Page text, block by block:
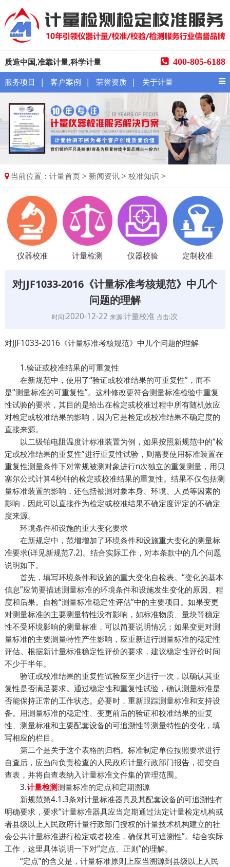
质造中国,准靠计量,科学计量 400-805-6188
服务项目 | 客户案例 | 荣誉资质 | 关于计量
当前位置：计量首页 > 新闻资讯 >校准知识 >
仪器校准 计量检测 仪器校验 定制校准
对JJF1033-2016《计量标准考核规范》中几个
问题的理解
时间:2020-12-22 来源:计量校准 点击:次
对JJF1033-2016《计量标准考核规范》中几个问题的理解
1.验证或校准结果的可重复性
在新规范中，使用了“验证或校准结果的可重复性”，而不
是“测量标准的可重复性”。这种修改更符合测量标准检验中重复
性试验的要求，其目的是给出在检定或校准过程中所有随机效应
对检定或校准结果的影响，因为它是检定或校准结果不确定度的
直接来源。
以二级铂电阻温度计标准装置为例，如果按照新规范中的“检
定或校准结果的重复性”进行重复性试验，则需要使用标准装置在
重复性测量条件下对常规被测对象进行n次独立的重复测量，用贝
塞尔公式计算4秒钟的检定或校准结果的重复性。结果不仅包括测
量标准装置的影响，还包括被测对象本身、环境、人员等因素的
影响，因此可以直接作为检定或校准结果不确定度评定的不确定
度来源。
环境条件和设施的重大变化要求
在新规定中，范增增加了环境条件和设施重大变化的测量标
准要求(详见新规范7.2)。结合实际工作，对本条款中的几个问题
说明如下。
首先，填写环境条件和设施的重大变化自检表。“变化的基本
信息”应简要描述测量标准的环境条件和设施发生变化的原因、程
度和后果。自检“测量标准稳定性评估”中的主要项目。如果变更
对测量标准的主要测量特性没有影响，如标准物质、量块等稳定
性不受环境影响的测量标准，可以简要说明情况；如果变更对测
量标准的主要测量特性产生影响，应重新进行测量标准的稳定性
评估。根据新计量标准稳定性评价的要求，建议稳定性评价时间
不少于半年。
验证或校准结果的重复性试验应至少进行一次，以确认其重
复性是否满足要求。通过稳定性和重复性试验，确认测量标准是
否能保持正常的工作状态。必要时，重新跟踪测量标准和支持设
备。用测量标准的稳定性、变更前后的验证和校准结果的重复
性、测量标准和主要配套设备的可追溯性等测量特性的变化，填
写相应的栏目。
第二个是关于这个表格的归档。标准制定单位按照要求进行
自查后，应当向负责检查的人民政府计量行政部门报告，提交自
查表，并将自查表纳入计量标准文件集的管理范围。
3.计量检测测量标准的定点和定期溯源
新规范第4.1.3条对计量标准器具及其配套设备的可追溯性有
明确要求，要求“计量标准器具应当定期通过法定计量检定机构或
者县级以上人民政府计量行政部门授权的计量技术机构建立的社
会公共计量标准进行检定或者校准，确保其可追溯性”。结合实际
工作，这里具体说明一下对“定点、正则”的理解。
“定点”的含义是，计量标准原则上应当溯源到县级以上人民